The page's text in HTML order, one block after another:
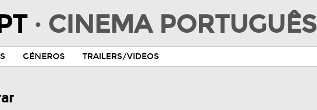
· CINEMA PORTUGUÊS
GÉNEROS TRAILERS/VIDEOS